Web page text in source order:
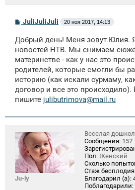
б
щ
н
и
JuliJuliJuli 20 ноя 2017, 14:13
Добрый день! Меня зовут Юлия.
новостей НТВ. Мы снимаем
материнстве - как у нас это
родителей, которые смогли бы
историю (как искали сурмаму,
договор и все это происходило).
пишите julibutrimova@mail.ru
Ju-ly
Веселая
Сообщения: 157
Пол: Женский
Сколько
Стаж
Благодарил (а):
Поблагодарили: